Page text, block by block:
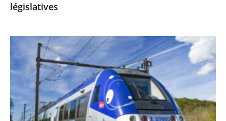
le
d’Etat
contre
dispositions
législatives
législatives
Utilisation
du
réseau
ferré
par
les